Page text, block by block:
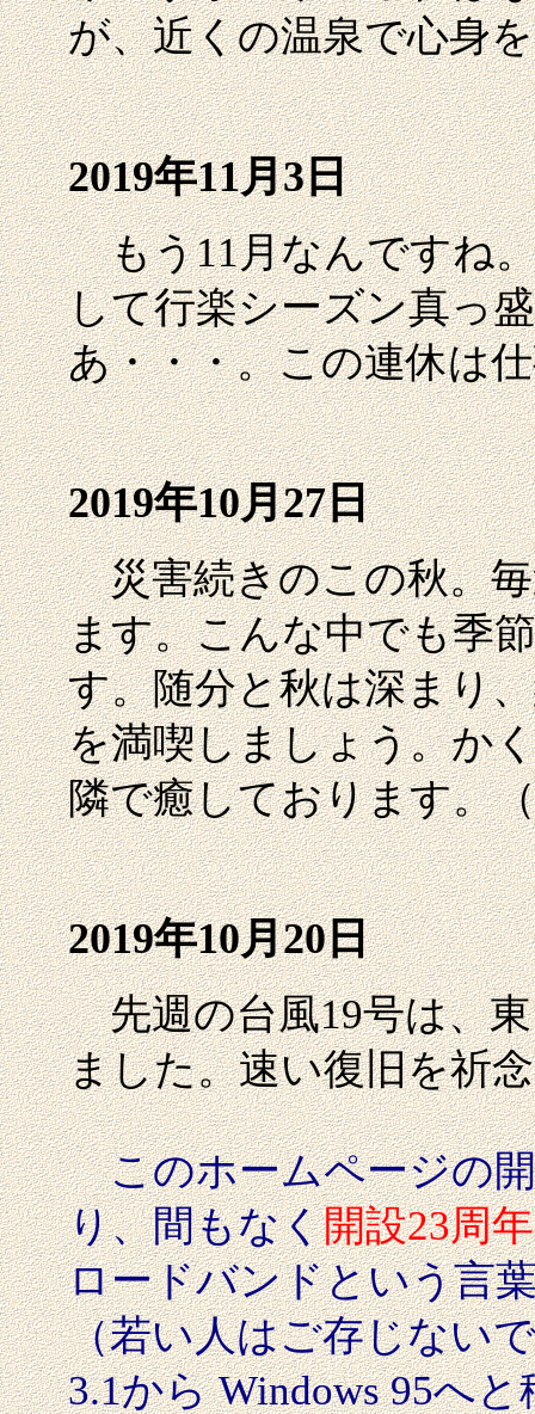
が、近くの温泉で心身
2019年11月3日
もう11月なんですね。
して行楽シーズン真っ
あ・・・。この連休は
2019年10月27日
災害続きのこの秋。毎
ます。こんな中でも季
す。随分と秋は深まり
を満喫しましょう。か
隣で癒しております。
2019年10月20日
先週の台風19号は、東
ました。速い復旧を祈
このホームページの
り、間もなく開設23周年
ロードバンドという言
（若い人はご存じない
3.1から Windows 95へ